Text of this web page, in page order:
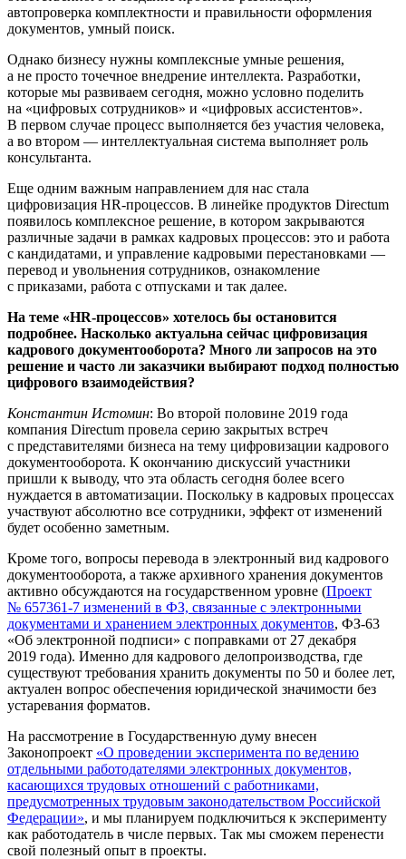
автопроверка комплектности и правильности оформления
документов, умный поиск.
Однако бизнесу нужны комплексные умные решения,
а не просто точечное внедрение интеллекта. Разработки,
которые мы развиваем сегодня, можно условно поделить
на «цифровых сотрудников» и «цифровых ассистентов».
В первом случае процесс выполняется без участия человека,
а во втором — интеллектуальная система выполняет роль
консультанта.
Еще одним важным направлением для нас стала
цифровизация HR-процессов. В линейке продуктов Directum
появилось комплексное решение, в котором закрываются
различные задачи в рамках кадровых процессов: это и работа
с кандидатами, и управление кадровыми перестановками —
перевод и увольнения сотрудников, ознакомление
с приказами, работа с отпусками и так далее.
На теме «HR-процессов» хотелось бы остановится
подробнее. Насколько актуальна сейчас цифровизация
кадрового документооборота? Много ли запросов на это
решение и часто ли заказчики выбирают подход полностью
цифрового взаимодействия?
Константин Истомин: Во второй половине 2019 года
компания Directum провела серию закрытых встреч
с представителями бизнеса на тему цифровизации кадрового
документооборота. К окончанию дискуссий участники
пришли к выводу, что эта область сегодня более всего
нуждается в автоматизации. Поскольку в кадровых процессах
участвуют абсолютно все сотрудники, эффект от изменений
будет особенно заметным.
Кроме того, вопросы перевода в электронный вид кадрового
документооборота, а также архивного хранения документов
активно обсуждаются на государственном уровне (Проект
№ 657361-7 изменений в ФЗ, связанные с электронными
документами и хранением электронных документов, ФЗ-63
«Об электронной подписи» с поправками от 27 декабря
2019 года). Именно для кадрового делопроизводства, где
существуют требования хранить документы по 50 и более лет,
актуален вопрос обеспечения юридической значимости без
устаревания форматов.
На рассмотрение в Государственную думу внесен
Законопроект «О проведении эксперимента по ведению
отдельными работодателями электронных документов,
касающихся трудовых отношений с работниками,
предусмотренных трудовым законодательством Российской
Федерации», и мы планируем подключиться к эксперименту
как работодатель в числе первых. Так мы сможем перенести
свой полезный опыт в проекты.